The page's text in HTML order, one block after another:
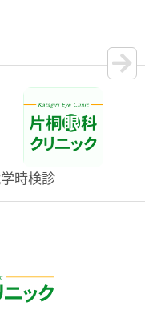
時検診